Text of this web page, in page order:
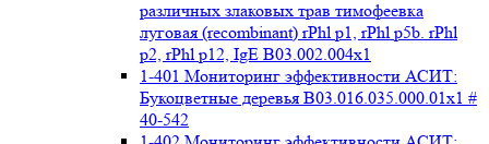
различных злаковых трав тимофеевка
луговая (recombinant) rPhl p1, rPhl p5b. rPhl
p2, rPhl p12, IgE В03.002.004x1
1-401 Мониторинг эффективности АСИТ:
Букоцветные деревья B03.016.035.000.01x1 #
40-542